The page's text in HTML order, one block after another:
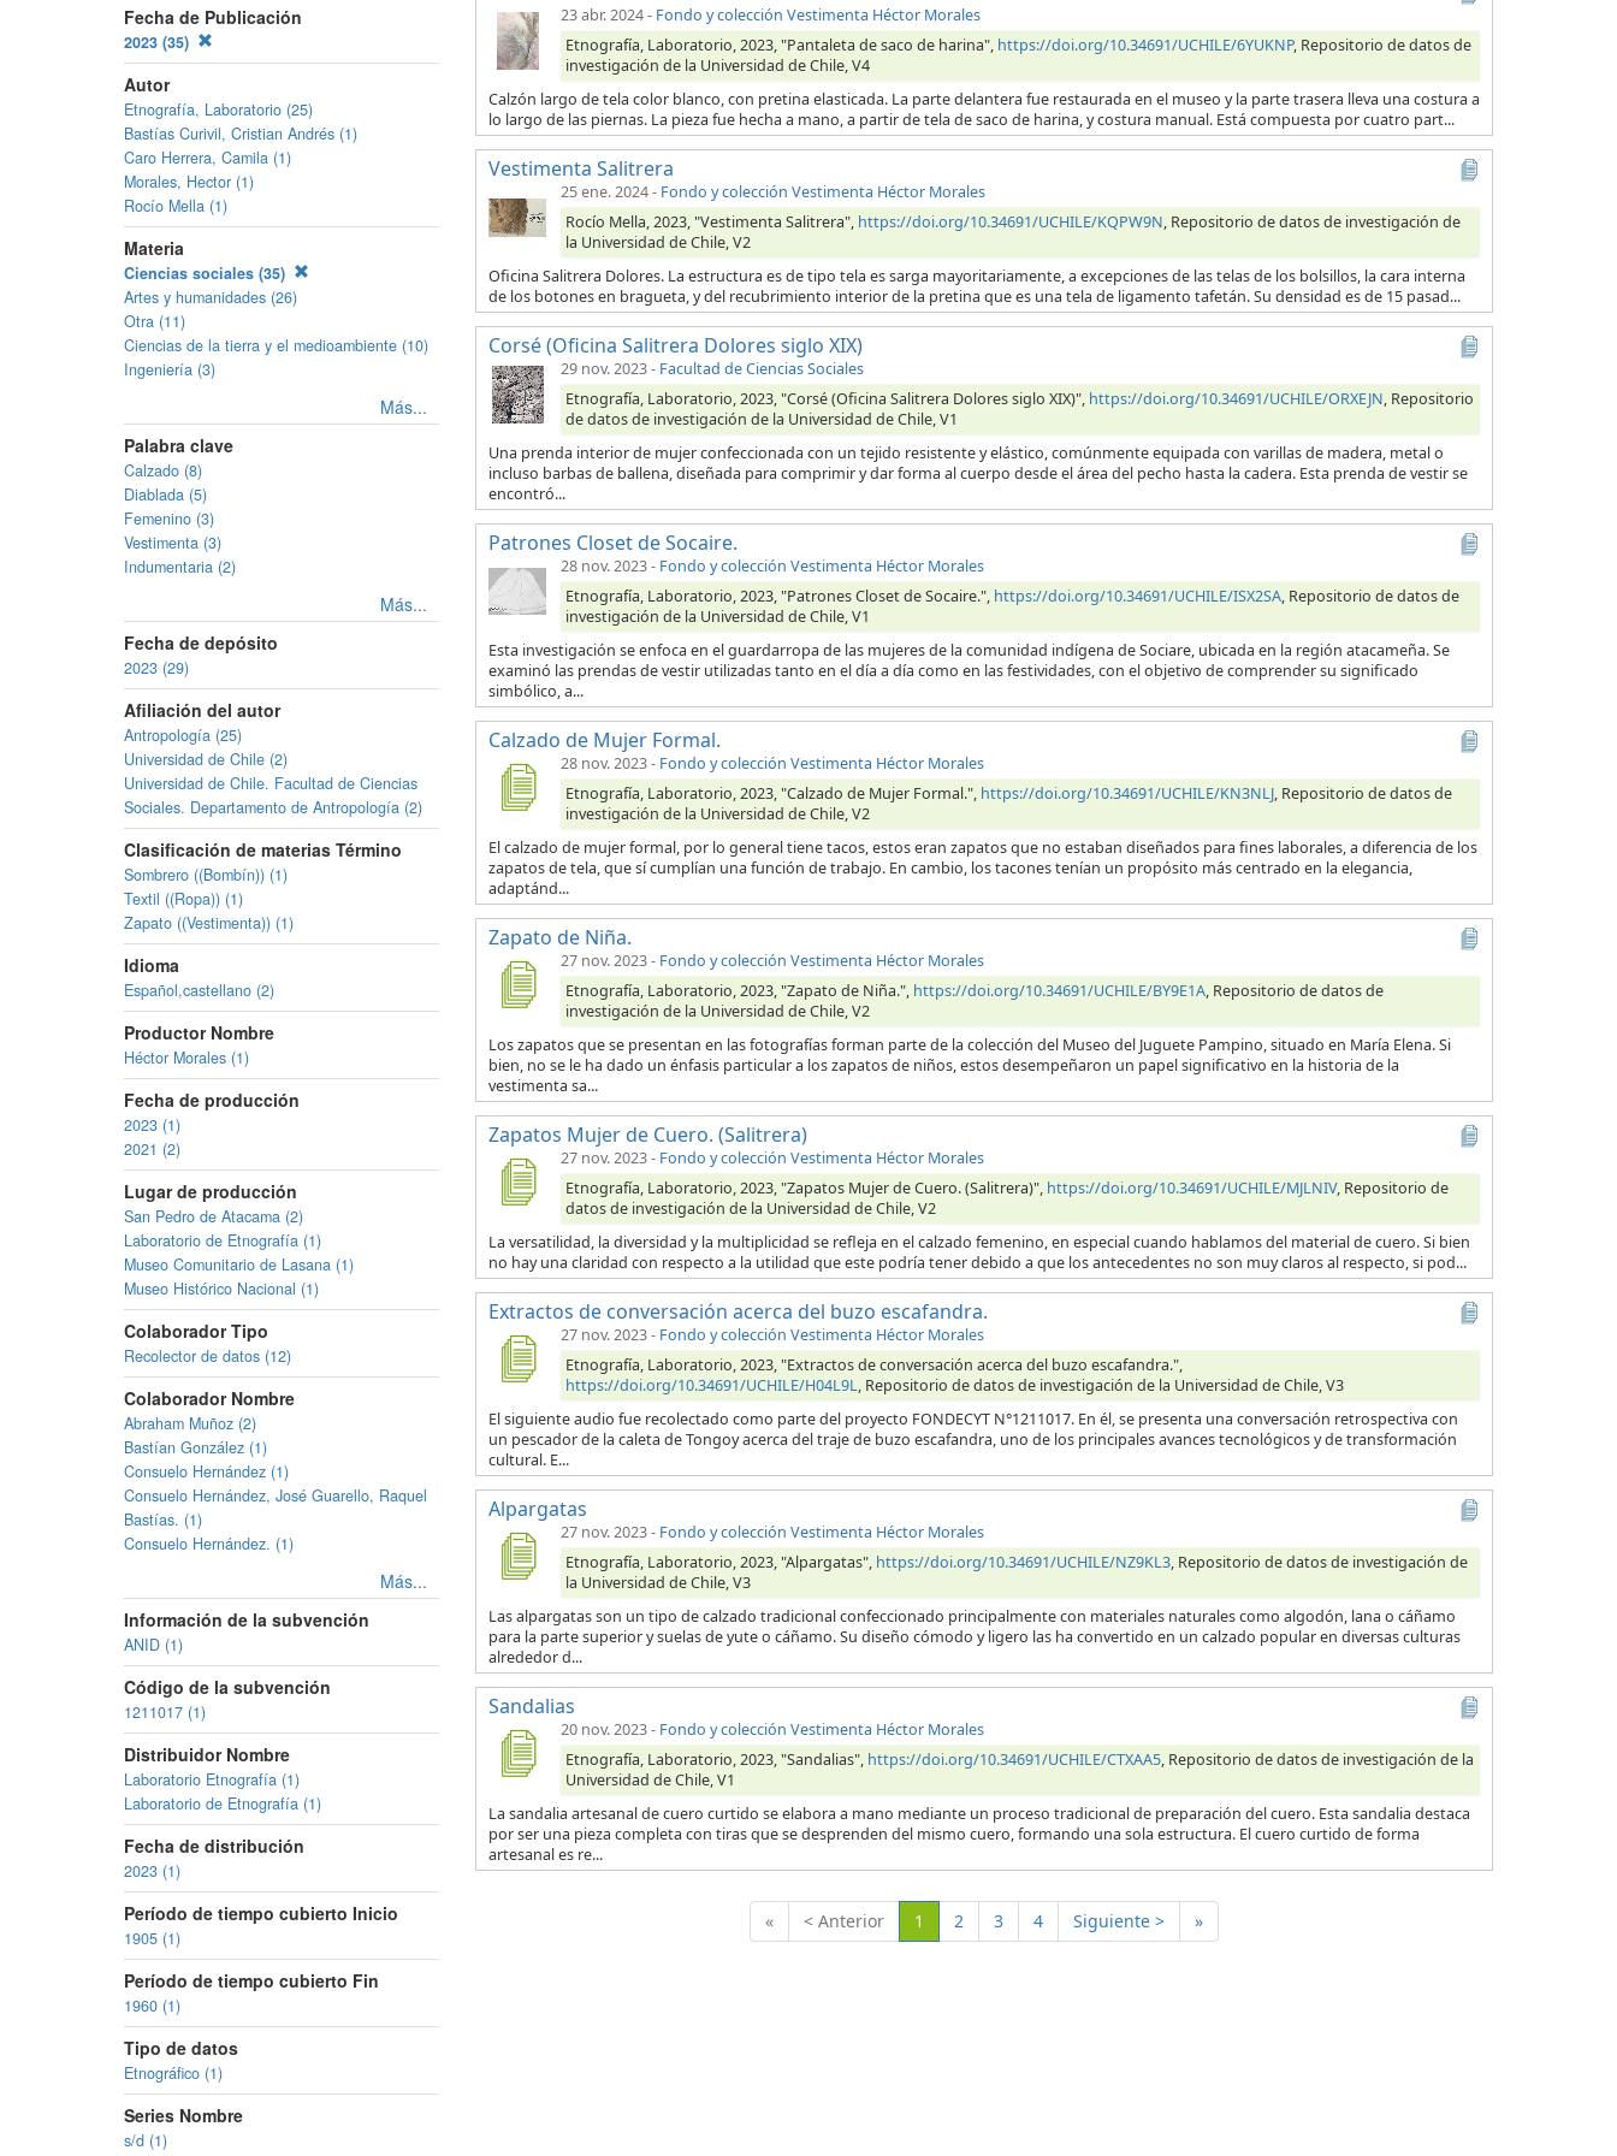
Fecha de Publicación
2023 (35)
Autor
Etnografía, Laboratorio (25)
Bastías Curivil, Cristian Andrés (1)
Caro Herrera, Camila (1)
Morales, Hector (1)
Rocío Mella (1)
Materia
Ciencias sociales (35)
Artes y humanidades (26)
Otra (11)
Ciencias de la tierra y el medioambiente (10)
Ingeniería (3)
Más...
Palabra clave
Calzado (8)
Diablada (5)
Femenino (3)
Vestimenta (3)
Indumentaria (2)
Más...
Fecha de depósito
2023 (29)
Afiliación del autor
Antropología (25)
Universidad de Chile (2)
Universidad de Chile. Facultad de Ciencias
Sociales. Departamento de Antropología (2)
Clasificación de materias Término
Sombrero ((Bombín)) (1)
Textil ((Ropa)) (1)
Zapato ((Vestimenta)) (1)
Idioma
Español,castellano (2)
Productor Nombre
Héctor Morales (1)
Fecha de producción
2023 (1)
2021 (2)
Lugar de producción
San Pedro de Atacama (2)
Laboratorio de Etnografía (1)
Museo Comunitario de Lasana (1)
Museo Histórico Nacional (1)
Colaborador Tipo
Recolector de datos (12)
Colaborador Nombre
Abraham Muñoz (2)
Bastían González (1)
Consuelo Hernández (1)
Consuelo Hernández, José Guarello, Raquel
Bastías. (1)
Consuelo Hernández. (1)
Más...
Información de la subvención
ANID (1)
Código de la subvención
1211017 (1)
Distribuidor Nombre
Laboratorio Etnografía (1)
Laboratorio de Etnografía (1)
Fecha de distribución
2023 (1)
Período de tiempo cubierto Inicio
1905 (1)
Período de tiempo cubierto Fin
1960 (1)
Tipo de datos
Etnográfico (1)
Series Nombre
s/d (1)
23 abr. 2024- Fondo y colección Vestimenta Héctor Morales
Etnografía, Laboratorio, 2023, "Pantaleta de saco de harina", https://doi.org/10.34691/UCHILE/6YUKNP, Repositorio de datos de
investigación de la Universidad de Chile, V4
Calzón largo de tela color blanco, con pretina elasticada. La parte delantera fue restaurada en el museo y la parte trasera lleva una costura a
lo largo de las piernas. La pieza fue hecha a mano, a partir de tela de saco de harina, y costura manual. Está compuesta por cuatro part...
Vestimenta Salitrera
25 ene. 2024- Fondo y colección Vestimenta Héctor Morales
Rocío Mella, 2023, "Vestimenta Salitrera", https://doi.org/10.34691/UCHILE/KQPW9N, Repositorio de datos de investigación de
la Universidad de Chile, V2
Oficina Salitrera Dolores. La estructura es de tipo tela es sarga mayoritariamente, a excepciones de las telas de los bolsillos, la cara interna
de los botones en bragueta, y del recubrimiento interior de la pretina que es una tela de ligamento tafetán. Su densidad es de 15 pasad...
Corsé (Oficina Salitrera Dolores siglo XIX)
29 nov. 2023- Facultad de Ciencias Sociales
Etnografía, Laboratorio, 2023, "Corsé (Oficina Salitrera Dolores siglo XIX)", https://doi.org/10.34691/UCHILE/ORXEJN, Repositorio
de datos de investigación de la Universidad de Chile, V1
Una prenda interior de mujer confeccionada con un tejido resistente y elástico, comúnmente equipada con varillas de madera, metal o
incluso barbas de ballena, diseñada para comprimir y dar forma al cuerpo desde el área del pecho hasta la cadera. Esta prenda de vestir se
encontró...
Patrones Closet de Socaire.
28 nov. 2023- Fondo y colección Vestimenta Héctor Morales
Etnografía, Laboratorio, 2023, "Patrones Closet de Socaire.", https://doi.org/10.34691/UCHILE/ISX2SA, Repositorio de datos de
investigación de la Universidad de Chile, V1
Esta investigación se enfoca en el guardarropa de las mujeres de la comunidad indígena de Sociare, ubicada en la región atacameña. Se
examinó las prendas de vestir utilizadas tanto en el día a día como en las festividades, con el objetivo de comprender su significado
simbólico, a...
Calzado de Mujer Formal.
28 nov. 2023- Fondo y colección Vestimenta Héctor Morales
Etnografía, Laboratorio, 2023, "Calzado de Mujer Formal.", https://doi.org/10.34691/UCHILE/KN3NLJ, Repositorio de datos de
investigación de la Universidad de Chile, V2
El calzado de mujer formal, por lo general tiene tacos, estos eran zapatos que no estaban diseñados para fines laborales, a diferencia de los
zapatos de tela, que sí cumplían una función de trabajo. En cambio, los tacones tenían un propósito más centrado en la elegancia,
adaptánd...
Zapato de Niña.
27 nov. 2023- Fondo y colección Vestimenta Héctor Morales
Etnografía, Laboratorio, 2023, "Zapato de Niña.", https://doi.org/10.34691/UCHILE/BY9E1A, Repositorio de datos de
investigación de la Universidad de Chile, V2
Los zapatos que se presentan en las fotografías forman parte de la colección del Museo del Juguete Pampino, situado en María Elena. Si
bien, no se le ha dado un énfasis particular a los zapatos de niños, estos desempeñaron un papel significativo en la historia de la
vestimenta sa...
Zapatos Mujer de Cuero. (Salitrera)
27 nov. 2023- Fondo y colección Vestimenta Héctor Morales
Etnografía, Laboratorio, 2023, "Zapatos Mujer de Cuero. (Salitrera)", https://doi.org/10.34691/UCHILE/MJLNIV, Repositorio de
datos de investigación de la Universidad de Chile, V2
La versatilidad, la diversidad y la multiplicidad se refleja en el calzado femenino, en especial cuando hablamos del material de cuero. Si bien
no hay una claridad con respecto a la utilidad que este podría tener debido a que los antecedentes no son muy claros al respecto, si pod...
Extractos de conversación acerca del buzo escafandra.
27 nov. 2023- Fondo y colección Vestimenta Héctor Morales
Etnografía, Laboratorio, 2023, "Extractos de conversación acerca del buzo escafandra.",
https://doi.org/10.34691/UCHILE/H04L9L, Repositorio de datos de investigación de la Universidad de Chile, V3
El siguiente audio fue recolectado como parte del proyecto FONDECYT N°1211017. En él, se presenta una conversación retrospectiva con
un pescador de la caleta de Tongoy acerca del traje de buzo escafandra, uno de los principales avances tecnológicos y de transformación
cultural. E...
Alpargatas
27 nov. 2023- Fondo y colección Vestimenta Héctor Morales
Etnografía, Laboratorio, 2023, "Alpargatas", https://doi.org/10.34691/UCHILE/NZ9KL3, Repositorio de datos de investigación de
la Universidad de Chile, V3
Las alpargatas son un tipo de calzado tradicional confeccionado principalmente con materiales naturales como algodón, lana o cáñamo
para la parte superior y suelas de yute o cáñamo. Su diseño cómodo y ligero las ha convertido en un calzado popular en diversas culturas
alrededor d...
Sandalias
20 nov. 2023- Fondo y colección Vestimenta Héctor Morales
Etnografía, Laboratorio, 2023, "Sandalias", https://doi.org/10.34691/UCHILE/CTXAA5, Repositorio de datos de investigación de la
Universidad de Chile, V1
La sandalia artesanal de cuero curtido se elabora a mano mediante un proceso tradicional de preparación del cuero. Esta sandalia destaca
por ser una pieza completa con tiras que se desprenden del mismo cuero, formando una sola estructura. El cuero curtido de forma
artesanal es re...
« < Anterior 1 (Actual)
2 3 4 Siguiente > »